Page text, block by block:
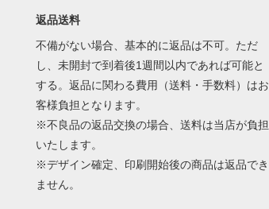
返品送料
不備がない場合、基本的に返品は不可。ただ
し、未開封で到着後1週間以内であれば可能と
する。返品に関わる費用（送料・手数料）はお
客様負担となります。
※不良品の返品交換の場合、送料は当店が負担
いたします。
※デザイン確定、印刷開始後の商品は返品でき
ません。